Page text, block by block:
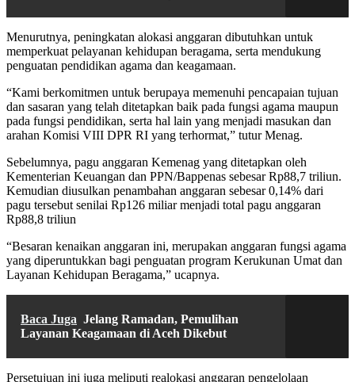
Menurutnya, peningkatan alokasi anggaran dibutuhkan untuk
memperkuat pelayanan kehidupan beragama, serta mendukung
penguatan pendidikan agama dan keagamaan.
“Kami berkomitmen untuk berupaya memenuhi pencapaian tujuan
dan sasaran yang telah ditetapkan baik pada fungsi agama maupun
pada fungsi pendidikan, serta hal lain yang menjadi masukan dan
arahan Komisi VIII DPR RI yang terhormat,” tutur Menag.
Sebelumnya, pagu anggaran Kemenag yang ditetapkan oleh
Kementerian Keuangan dan PPN/Bappenas sebesar Rp88,7 triliun.
Kemudian diusulkan penambahan anggaran sebesar 0,14% dari
pagu tersebut senilai Rp126 miliar menjadi total pagu anggaran
Rp88,8 triliun
“Besaran kenaikan anggaran ini, merupakan anggaran fungsi agama
yang diperuntukkan bagi penguatan program Kerukunan Umat dan
Layanan Kehidupan Beragama,” ucapnya.
Baca Juga Jelang Ramadan, Pemulihan
Layanan Keagamaan di Aceh Dikebut
Persetujuan ini juga meliputi realokasi anggaran pengelolaan